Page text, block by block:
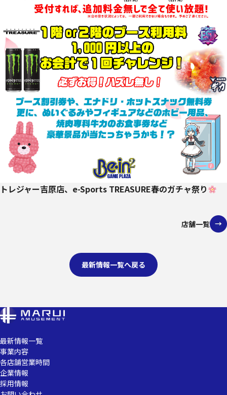
トレジャー吉原店、e-Sports TREASURE春のガチャ祭り
店舗一覧
最新情報一覧へ戻る
最新情報一覧
事業内容
各店舗営業時間
企業情報
採用情報